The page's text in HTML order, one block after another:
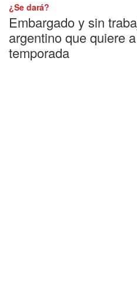
¿Se dará?
Embargado y sin
argentino que quiere
temporada